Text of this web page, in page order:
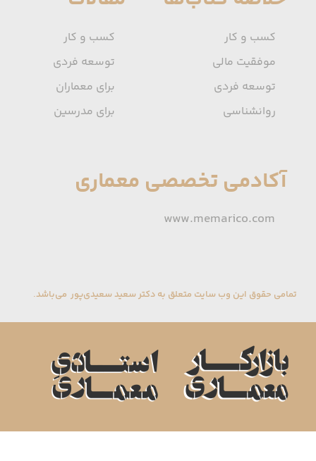
کسب و کار
موفقیت مالی
توسعه فردی
روانشناسی
آکادمی تخصصی معماری
www.memarico.com
تمامی حقوق این وب سایت متعلق به دکتر سعید سعیدی‌پور می‌باشد.
کسب و کار
توسعه فردی
برای معماران
برای مدرسین